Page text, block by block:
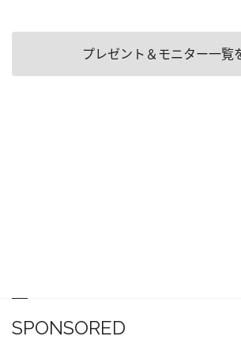
プレゼント＆モニター一覧
SPONSORED